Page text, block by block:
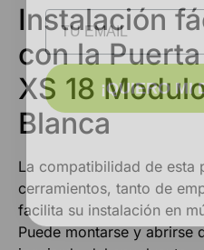
Instalación
con la
XS 18
Blanca
La compatibilidad de esta
cerramientos, tanto de
facilita su instalación en
Puede montarse y abrirse
¡QUIERO MI